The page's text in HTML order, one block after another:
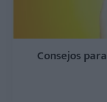
Consejos